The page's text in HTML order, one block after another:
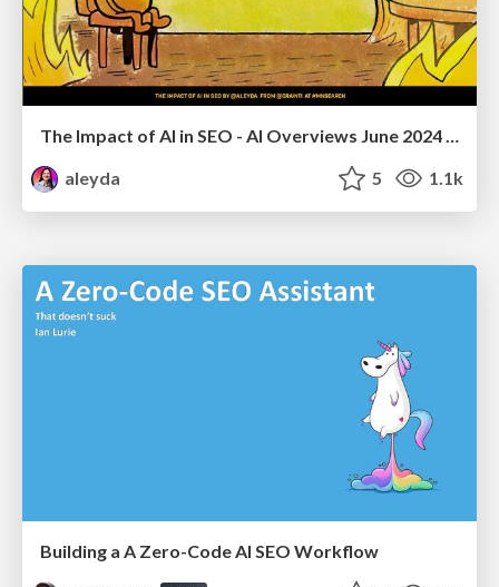
The Impact of AI in SEO - AI Overviews June 2024 Edition
aleyda
5 1.1k
Building a A Zero-Code AI SEO Workflow